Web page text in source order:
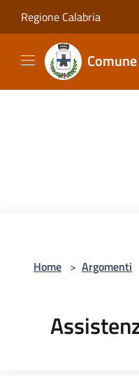
Regione Calabria
Home > Argomenti